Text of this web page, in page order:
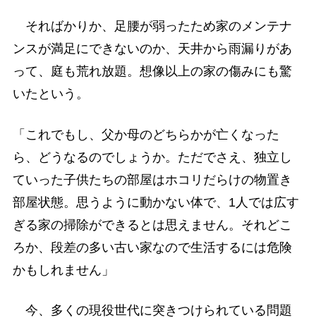
そればかりか、足腰が弱ったため家のメンテナ
ンスが満足にできないのか、天井から雨漏りがあ
って、庭も荒れ放題。想像以上の家の傷みにも驚
いたという。
「これでもし、父か母のどちらかが亡くなった
ら、どうなるのでしょうか。ただでさえ、独立し
ていった子供たちの部屋はホコリだらけの物置き
部屋状態。思うように動かない体で、1人では広す
ぎる家の掃除ができるとは思えません。それどこ
ろか、段差の多い古い家なので生活するには危険
かもしれません」
今、多くの現役世代に突きつけられている問題